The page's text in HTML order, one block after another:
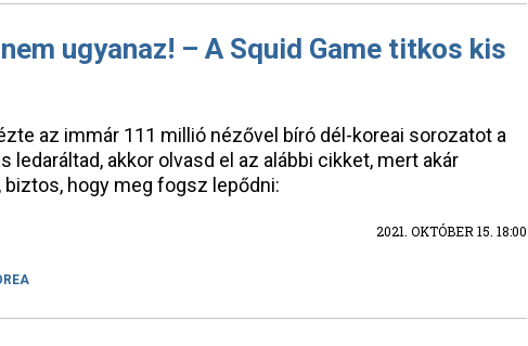
ugyanaz! – A Squid Game titkos kis
az immár 111 millió nézővel bíró dél-koreai sorozatot a
ledaráltad, akkor olvasd el az alábbi cikket, mert akár
biztos, hogy meg fogsz lepődni:
2021. OKTÓBER 15. 18:00